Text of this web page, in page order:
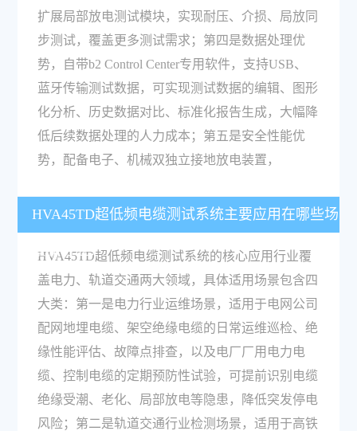
扩展局部放电测试模块，实现耐压、介损、局放同
步测试，覆盖更多测试需求；第四是数据处理优
势，自带b2 Control Center专用软件，支持USB、
蓝牙传输测试数据，可实现测试数据的编辑、图形
化分析、历史数据对比、标准化报告生成，大幅降
低后续数据处理的人力成本；第五是安全性能优
势，配备电子、机械双独立接地放电装置，
HVA45TD超低频电缆测试系统主要应用在哪些场
景和行业？
HVA45TD超低频电缆测试系统的核心应用行业覆
盖电力、轨道交通两大领域，具体适用场景包含四
大类：第一是电力行业运维场景，适用于电网公司
配网地埋电缆、架空绝缘电缆的日常运维巡检、绝
缘性能评估、故障点排查，以及电厂厂用电力电
缆、控制电缆的定期预防性试验，可提前识别电缆
绝缘受潮、老化、局部放电等隐患，降低突发停电
风险；第二是轨道交通行业检测场景，适用于高铁